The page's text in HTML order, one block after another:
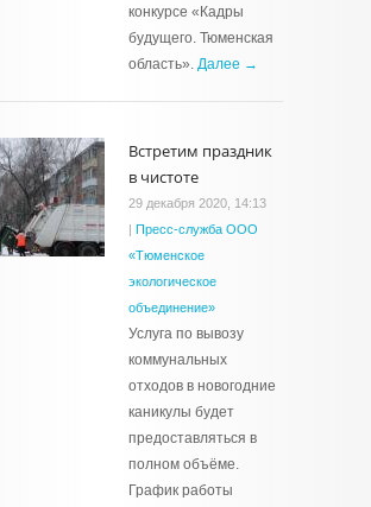
конкурсе «Кадры
будущего. Тюменская
область». Далее →
Встретим праздник
в чистоте
29 декабря 2020, 14:13
| Пресс-служба ООО
«Тюменское
экологическое
объединение»
Услуга по вывозу
коммунальных
отходов в новогодние
каникулы будет
предоставляться в
полном объёме.
График работы